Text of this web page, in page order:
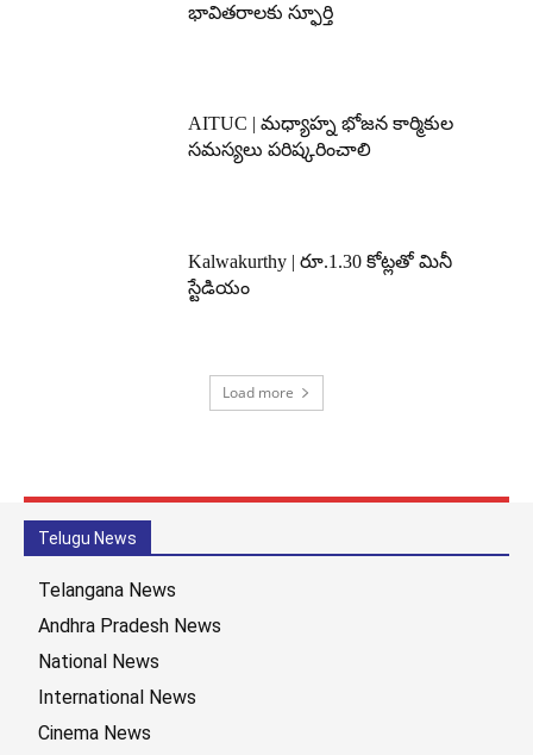
భావితరాలకు స్ఫూర్తి
AITUC | మధ్యాహ్న భోజన కార్మికుల
సమస్యలు పరిష్కరించాలి
Kalwakurthy | రూ.1.30 కోట్లతో మినీ
స్టేడియం
Load more
Telugu News
Telangana News
Andhra Pradesh News
National News
International News
Cinema News